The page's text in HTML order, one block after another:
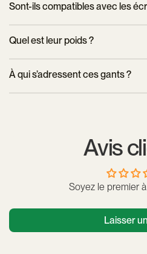
au froid.
doigts, ciblant les zones les plus
Sont-ils compatibles avec les
le pouce, ce qui permet d’utiliser
Quel est leur poids ?
Chaque gant pèse environ 170 g
assure un bon compromis entre
À qui s’adressent ces gants ?
Avis
Soyez le premier
Laisser